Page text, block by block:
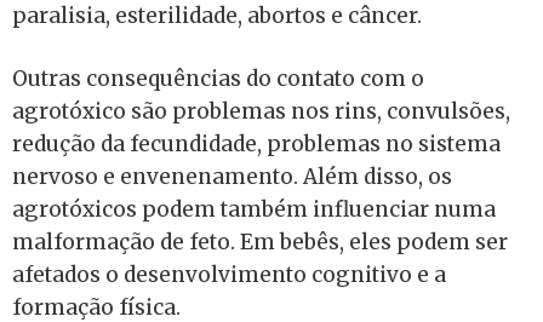
paralisia, esterilidade, abortos e câncer.
Outras consequências do contato com o
agrotóxico são problemas nos rins, convulsões,
redução da fecundidade, problemas no sistema
nervoso e envenenamento. Além disso, os
agrotóxicos podem também influenciar numa
malformação de feto. Em bebês, eles podem ser
afetados o desenvolvimento cognitivo e a
formação física.